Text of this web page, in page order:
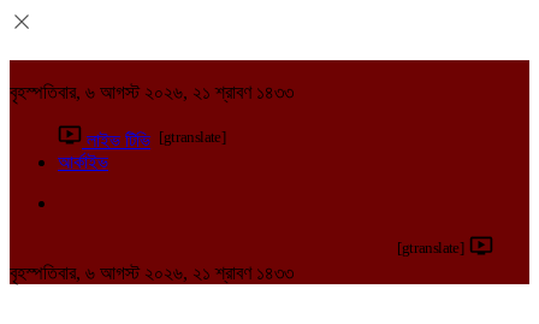
বৃহস্পতিবার, ৬ আগস্ট ২০২৬, ২১ শ্রাবণ ১৪৩৩
লাইভ টিভি [gtranslate]
আর্কাইভ
[gtranslate]
বৃহস্পতিবার, ৬ আগস্ট ২০২৬, ২১ শ্রাবণ ১৪৩৩